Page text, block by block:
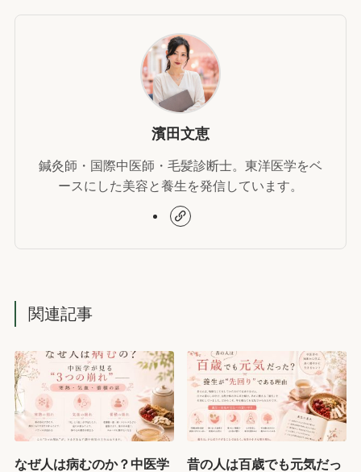
濱田文恵
鍼灸師・国際中医師・毛髪診断士。東洋医学をベ
ースにした美容と養生を発信しています。
関連記事
なぜ人は病むのか？中医学
昔の人は百歳でも元気だっ